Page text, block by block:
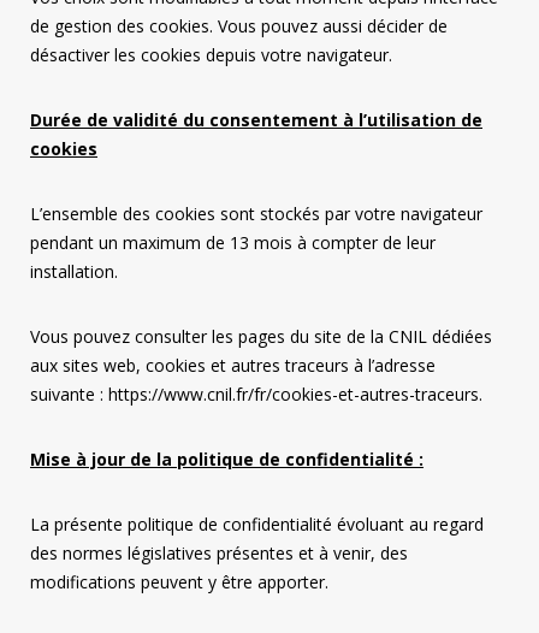
de gestion des cookies. Vous pouvez aussi décider de
désactiver les cookies depuis votre navigateur.
Durée de validité du consentement à l’utilisation de
cookies
L’ensemble des cookies sont stockés par votre navigateur
pendant un maximum de 13 mois à compter de leur
installation.
Vous pouvez consulter les pages du site de la CNIL dédiées
aux sites web, cookies et autres traceurs à l’adresse
suivante : https://www.cnil.fr/fr/cookies-et-autres-traceurs.
Mise à jour de la politique de confidentialité :
La présente politique de confidentialité évoluant au regard
des normes législatives présentes et à venir, des
modifications peuvent y être apporter.